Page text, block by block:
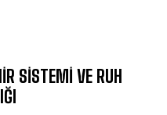
SİSTEMİ VE RUH